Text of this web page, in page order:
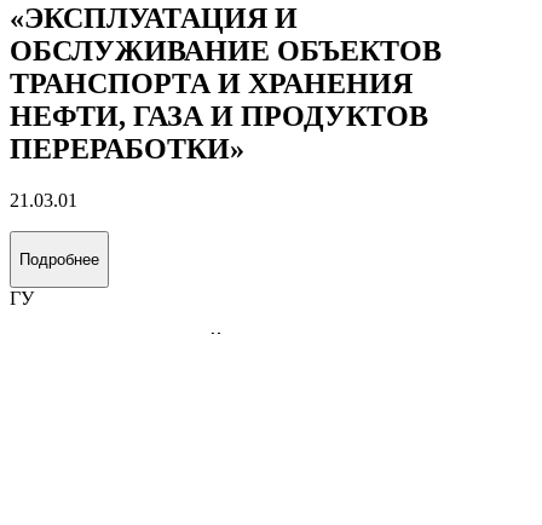
«ЭКСПЛУАТАЦИЯ И
ОБСЛУЖИВАНИЕ ОБЪЕКТОВ
ТРАНСПОРТА И ХРАНЕНИЯ
НЕФТИ, ГАЗА И ПРОДУКТОВ
ПЕРЕРАБОТКИ»
21.03.01
Подробнее
ГУ